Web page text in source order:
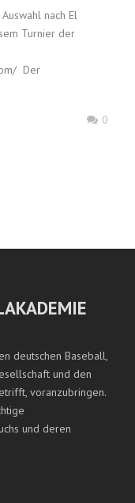
nach El
Turnier der
Der
0
deutschen Baseball,
und den
voranzubringen.
und deren